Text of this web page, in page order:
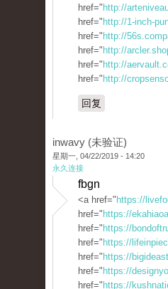
href=" http://
href=" http://1-inch-
href=" http://
href=" http://
href=" http://
href=" http://
回复
inwavy (未验证)
星期一, 04/22/2019 - 14:20
永久连接
fbgn
<a href=" https://
href=" https://
href=" https://
href=" https://
href=" https://
href=" https://
href=" https://